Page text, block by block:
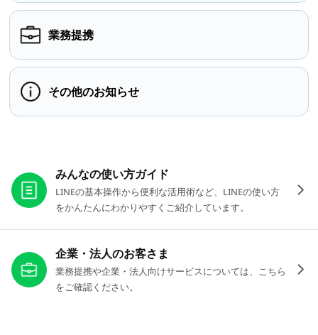
業務提携
その他のお知らせ
みんなの使い方ガイド
LINEの基本操作から便利な活用術など、LINEの使い方
をかんたんにわかりやすくご紹介しています。
企業・法人のお客さま
業務提携や企業・法人向けサービスについては、こちら
をご確認ください。